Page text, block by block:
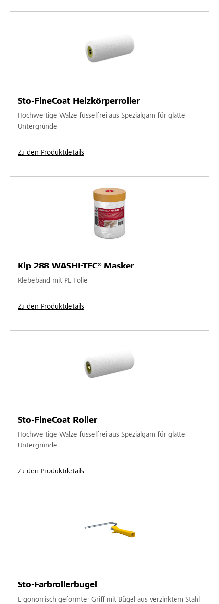
Sto-FineCoat Heizkörperroller
Hochwertige Walze fusselfrei aus Spezialgarn für glatte
Untergründe
Zu den Produktdetails
Kip 288 WASHI-TEC® Masker
Klebeband mit PE-Folie
Zu den Produktdetails
Sto-FineCoat Roller
Hochwertige Walze fusselfrei aus Spezialgarn für glatte
Untergründe
Zu den Produktdetails
Sto-Farbrollerbügel
Ergonomisch geformter Griff mit Bügel aus verzinktem Stahl